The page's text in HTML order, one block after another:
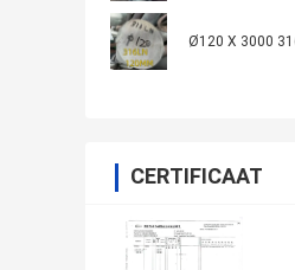
Ø120 X 3000
CERTIFICAAT